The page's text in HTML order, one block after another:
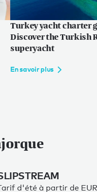
Turkey yacht charter
Discover the Turkish
superyacht
En savoir plus
d'été à partir de EUR